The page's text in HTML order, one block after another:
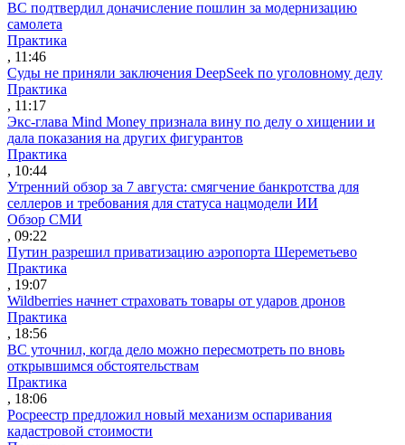
ВС подтвердил доначисление пошлин за модернизацию
самолета
Практика
, 11:46
Суды не приняли заключения DeepSeek по уголовному делу
Практика
, 11:17
Экс-глава Mind Money признала вину по делу о хищении и
дала показания на других фигурантов
Практика
, 10:44
Утренний обзор за 7 августа: смягчение банкротства для
селлеров и требования для статуса нацмодели ИИ
Обзор СМИ
, 09:22
Путин разрешил приватизацию аэропорта Шереметьево
Практика
, 19:07
Wildberries начнет страховать товары от ударов дронов
Практика
, 18:56
ВС уточнил, когда дело можно пересмотреть по вновь
открывшимся обстоятельствам
Практика
, 18:06
Росреестр предложил новый механизм оспаривания
кадастровой стоимости